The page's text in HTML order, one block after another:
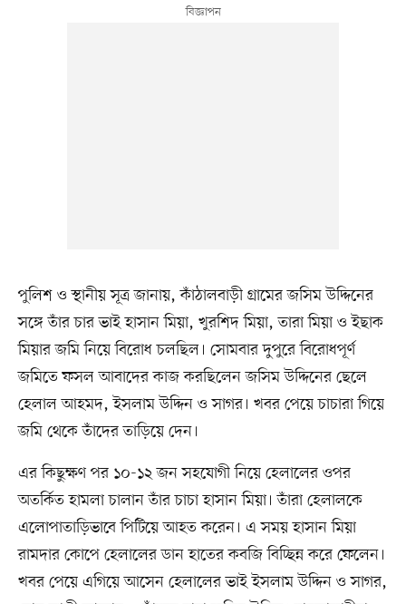
পুলিশ ও স্থানীয় সূত্র জানায়, কাঁঠালবাড়ী গ্রামের জসিম উদ্দিনের
সঙ্গে তাঁর চার ভাই হাসান মিয়া, খুরশিদ মিয়া, তারা মিয়া ও ইছাক
মিয়ার জমি নিয়ে বিরোধ চলছিল। সোমবার দুপুরে বিরোধপূর্ণ
জমিতে ফসল আবাদের কাজ করছিলেন জসিম উদ্দিনের ছেলে
হেলাল আহমদ, ইসলাম উদ্দিন ও সাগর। খবর পেয়ে চাচারা গিয়ে
জমি থেকে তাঁদের তাড়িয়ে দেন।
এর কিছুক্ষণ পর ১০-১২ জন সহযোগী নিয়ে হেলালের ওপর
অতর্কিত হামলা চালান তাঁর চাচা হাসান মিয়া। তাঁরা হেলালকে
এলোপাতাড়িভাবে পিটিয়ে আহত করেন। এ সময় হাসান মিয়া
রামদার কোপে হেলালের ডান হাতের কবজি বিচ্ছিন্ন করে ফেলেন।
খবর পেয়ে এগিয়ে আসেন হেলালের ভাই ইসলাম উদ্দিন ও সাগর,